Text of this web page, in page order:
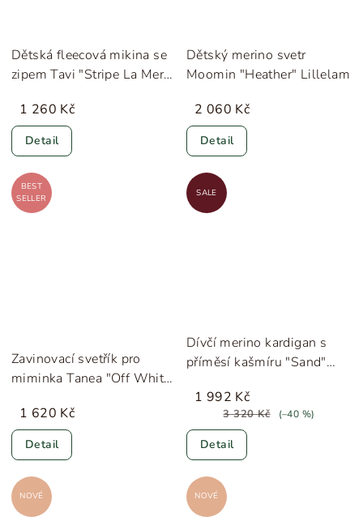
Dětská fleecová mikina se
zipem Tavi "Stripe La Mer"
1 260 Kč
Detail
Dětský merino svetr
Moomin "Heather" Lillelam
2 060 Kč
Detail
BEST
SELLER
Zavinovací svetřík pro
miminka Tanea "Off White
1 620 Kč
Detail
SALE
Dívčí merino kardigan s
příměsí kašmíru "Sand"
1 992 Kč
3 320 Kč (–40 %)
Detail
NOVÉ NOVÉ